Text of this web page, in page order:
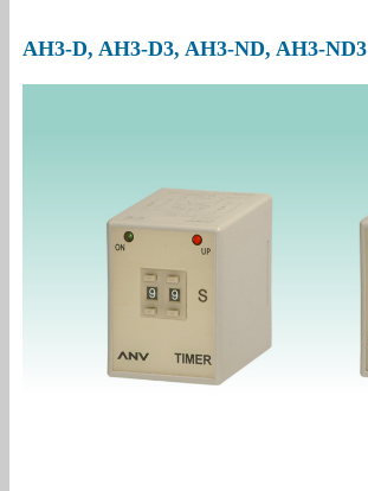
AH3-D, AH3-D3, AH3-ND, AH3-ND3